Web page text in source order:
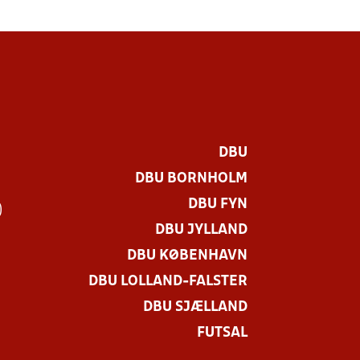
DBU
DBU BORNHOLM
DBU FYN
DBU JYLLAND
DBU KØBENHAVN
DBU LOLLAND-FALSTER
DBU SJÆLLAND
FUTSAL